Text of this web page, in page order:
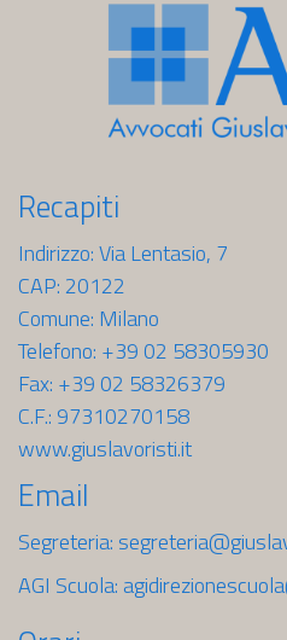
Recapiti
Indirizzo: Via Lentasio, 7
CAP: 20122
Comune: Milano
Telefono: +39 02 58305930
Fax: +39 02 58326379
C.F.: 97310270158
www.giuslavoristi.it
Email
Segreteria:
AGI Scuola: